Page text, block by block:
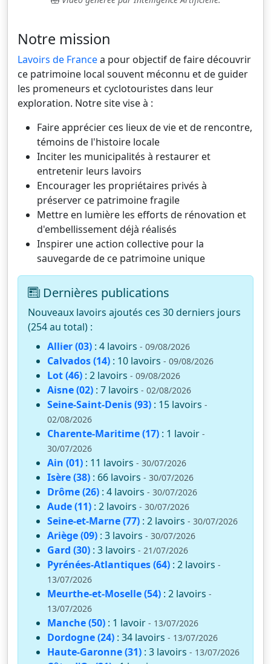
Notre mission
Lavoirs de Francea pour objectif de faire découvrir
ce patrimoine local souvent méconnu et de guider
les promeneurs et cyclotouristes dans leur
exploration. Notre site vise à :
Faire apprécier ces lieux de vie et de rencontre,
témoins de l'histoire locale
Inciter les municipalités à restaurer et
entretenir leurs lavoirs
Encourager les propriétaires privés à
préserver ce patrimoine fragile
Mettre en lumière les efforts de rénovation et
d'embellissement déjà réalisés
Inspirer une action collective pour la
sauvegarde de ce patrimoine unique
Dernières publications
Nouveaux lavoirs ajoutés ces 30 derniers jours
(254 au total) :
Allier (03) : 4 lavoirs - 09/08/2026
Calvados (14) : 10 lavoirs - 09/08/2026
Lot (46) : 2 lavoirs - 09/08/2026
Aisne (02) : 7 lavoirs - 02/08/2026
Seine-Saint-Denis (93) : 15 lavoirs -
02/08/2026
Charente-Maritime (17) : 1 lavoir -
30/07/2026
Ain (01) : 11 lavoirs - 30/07/2026
Isère (38) : 66 lavoirs - 30/07/2026
Drôme (26) : 4 lavoirs - 30/07/2026
Aude (11) : 2 lavoirs - 30/07/2026
Seine-et-Marne (77) : 2 lavoirs - 30/07/2026
Ariège (09) : 3 lavoirs - 30/07/2026
Gard (30) : 3 lavoirs - 21/07/2026
Pyrénées-Atlantiques (64) : 2 lavoirs -
13/07/2026
Meurthe-et-Moselle (54) : 2 lavoirs -
13/07/2026
Manche (50) : 1 lavoir - 13/07/2026
Dordogne (24) : 34 lavoirs - 13/07/2026
Haute-Garonne (31) : 3 lavoirs - 13/07/2026